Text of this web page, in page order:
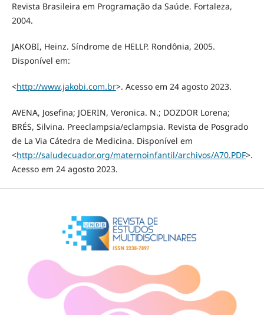
Revista Brasileira em Programação da Saúde. Fortaleza,
2004.
JAKOBI, Heinz. Síndrome de HELLP. Rondônia, 2005.
Disponível em:
<http://www.jakobi.com.br>. Acesso em 24 agosto 2023.
AVENA, Josefina; JOERIN, Veronica. N.; DOZDOR Lorena;
BRÉS, Silvina. Preeclampsia/eclampsia. Revista de Posgrado
de La Via Cátedra de Medicina. Disponível em
<http://saludecuador.org/maternoinfantil/archivos/A70.PDF>.
Acesso em 24 agosto 2023.